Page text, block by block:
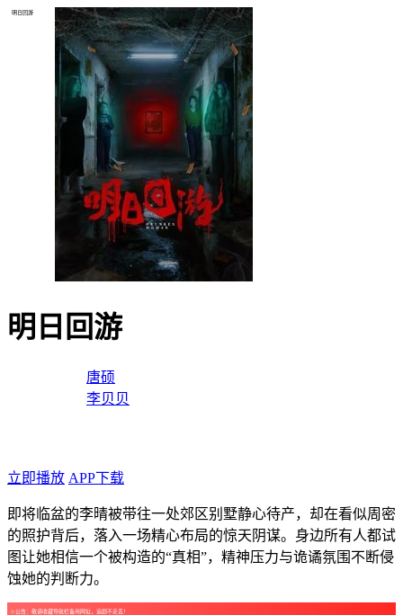
明日回游
明日回游
唐硕
李贝贝
立即播放 APP下载
即将临盆的李晴被带往一处郊区别墅静心待产，却在看似周密
的照护背后，落入一场精心布局的惊天阴谋。身边所有人都试
图让她相信一个被构造的“真相”，精神压力与诡谲氛围不断侵
蚀她的判断力。
☺公告：敬请收藏导航栏备用网址，追剧不走丢！